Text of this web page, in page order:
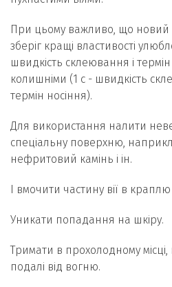
При цьому важливо, що новий
зберіг кращі властивості
швидкість склеювання і
колишніми (1 с - швидкість
термін носіння).
Для використання налити
спеціальну поверхню,
нефритовий камінь і ін.
І вмочити частину вії в
Уникати попадання на шкіру.
Тримати в прохолодному
подалі від вогню.